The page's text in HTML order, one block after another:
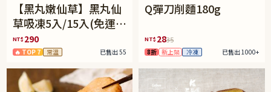
【黑丸嫩仙草】黑丸仙
草吸凍5入/15入(免運)
(預購中8/14出貨)
NT$ 290
🔥 TOP 7 常溫 已售出 55
Q彈刀削麵180g
NT$ 2835
8折 新上架 冷凍 已售出 1000+